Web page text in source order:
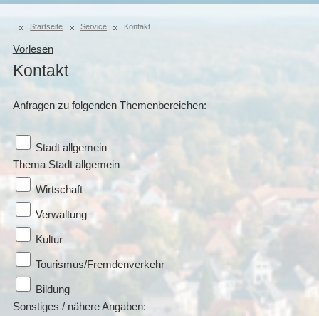
Startseite Service Kontakt
Vorlesen
Kontakt
Anfragen zu folgenden Themenbereichen:
Stadt allgemein
Thema Stadt allgemein
Wirtschaft
Verwaltung
Kultur
Tourismus/Fremdenverkehr
Bildung
Sonstiges / nähere Angaben: